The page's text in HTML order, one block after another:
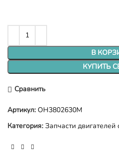
В
КУПИТЬ
Сравнить
Артикул: OH3802630M
Категория: Запчасти двигателей